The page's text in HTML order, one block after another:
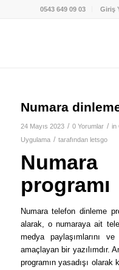
0543 649 09 03 Giriş
Numara
24 Mayıs 2023 / 0 Yorumlar / in
Uygulama / tarafından letsgo
programı
Numara telefon dinleme
alarak, o numaraya ait
medya paylaşımlarını
amaçlayan bir yazılımdır.
programın yasadışı